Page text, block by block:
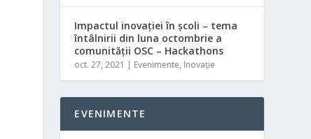
Impactul inovației în școli – tema
întâlnirii din luna octombrie a
comunității OSC – Hackathons
oct. 27, 2021 | Evenimente, Inovație
EVENIMENTE